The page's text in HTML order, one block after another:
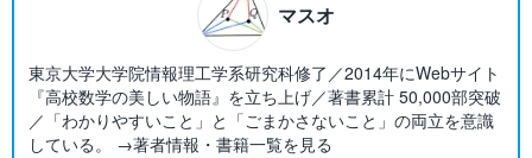
マスオ
東京大学大学院情報理工学系研究科修了／2014年にWebサイト
『高校数学の美しい物語』を立ち上げ／著書累計 50,000部突破
／「わかりやすいこと」と「ごまかさないこと」の両立を意識
している。 →著者情報・書籍一覧を見る